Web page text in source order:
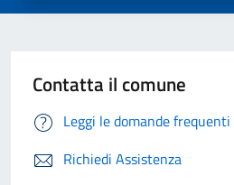
Contatta il comune
Leggi le domande frequenti
Richiedi Assistenza